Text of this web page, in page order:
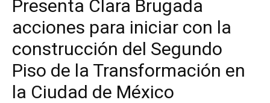
Presenta Clara Brugada
acciones para iniciar con la
construcción del Segundo
Piso de la Transformación en
la Ciudad de México